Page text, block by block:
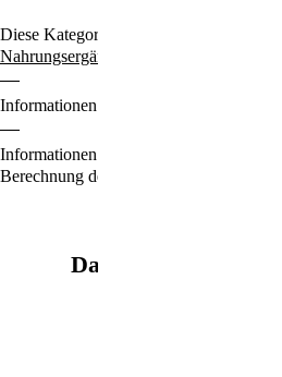
Diese Kategorien durchstöbern:
Nahrungsergänzung
Informationen zu den Zahlungsoptionen
Informationen für den Standardversand,
Berechnung der Lieferfrist finden Sie
Das könnte Sie auch